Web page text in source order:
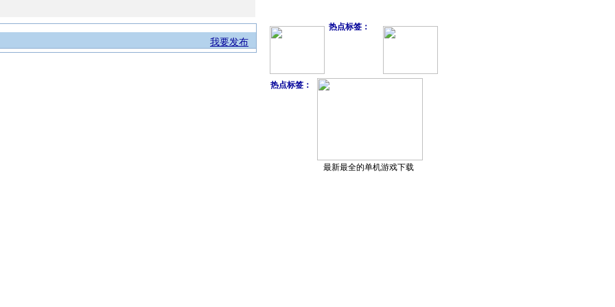
我要发布
热点标签：
热点标签：
最新最全的单机游戏下载